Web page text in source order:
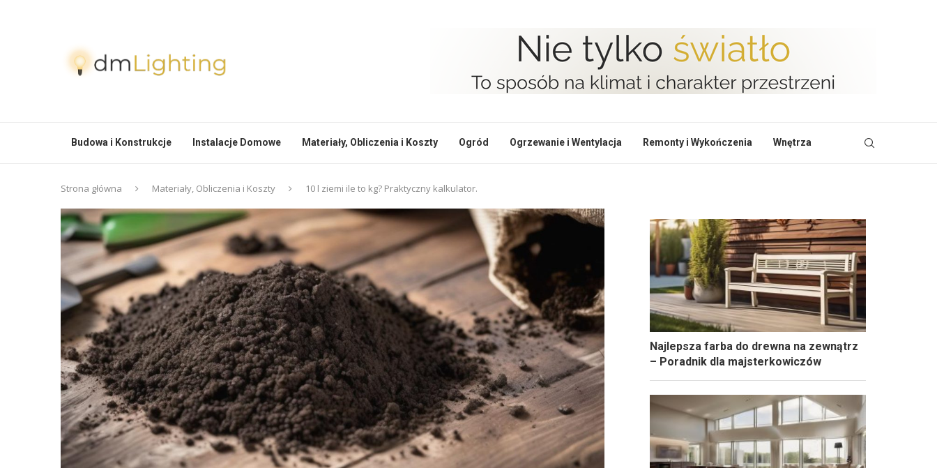
Budowa i Konstrukcje Instalacje Domowe Materiały, Obliczenia i Koszty Ogród Ogrzewanie i Wentylacja Remonty i Wykończenia Wnętrza
Strona główna Materiały, Obliczenia i Koszty 10 l ziemi ile to kg? Praktyczny kalkulator.
Najlepsza farba do drewna na zewnątrz
– Poradnik dla majsterkowiczów